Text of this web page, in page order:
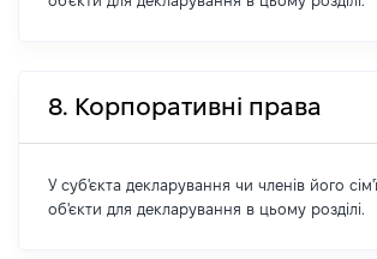
8. Корпоративні права
У суб'єкта декларування чи членів його сім'ї
об'єкти для декларування в цьому розділі.